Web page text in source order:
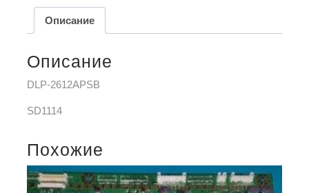
Описание
Описание
DLP-2612APSB
SD1114
Похожие